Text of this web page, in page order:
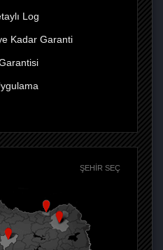
Log
Kadar Garanti
ŞEHIR SEÇ